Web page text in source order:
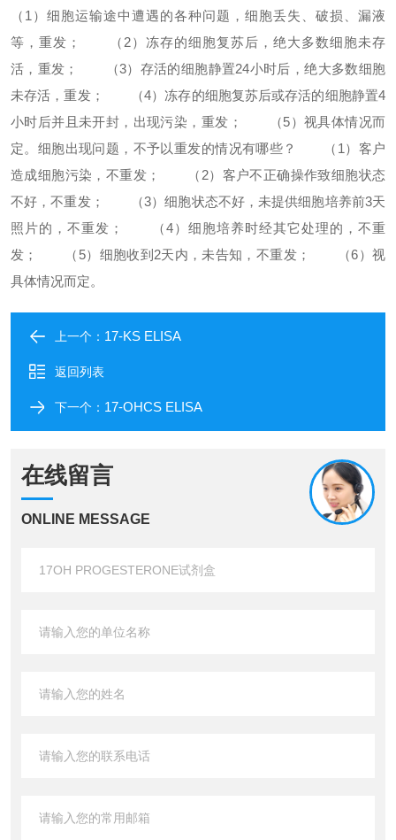
（1）细胞运输途中遭遇的各种问题，细胞丢失、破损、漏液
等，重发；
（2）冻存的细胞复苏后，绝大多数细胞未存
活，重发；
（3）存活的细胞静置24小时后，绝大多数细胞
未存活，重发；
（4）冻存的细胞复苏后或存活的细胞静置4
小时后并且未开封，出现污染，重发；
（5）视具体情况而
定。 细胞出现问题，不予以重发的情况有哪些？
（1）客户
造成细胞污染，不重发；
（2）客户不正确操作致细胞状态
不好，不重发；
（3）细胞状态不好，未提供细胞培养前3天
照片的，不重发；
（4）细胞培养时经其它处理的，不重
发；
（5）细胞收到2天内，未告知，不重发；
（6）视
具体情况而定。
上一个： 17-KS ELISA
返回列表
下一个： 17-OHCS ELISA​
在线留言
ONLINE MESSAGE